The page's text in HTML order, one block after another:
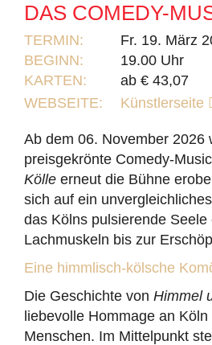
DAS COMEDY-
TERMIN:
Fr. 19. März
BEGINN:
19.00 Uhr
KARTEN:
ab € 43,07
WEBSEITE:
Künstlerseite
Ab dem 06. November 2026
preisgekrönte Comedy-
Kölle erneut die Bühne
sich auf ein
das Kölns pulsierende
Lachmuskeln bis zur
Eine himmlisch-kölsche
Die Geschichte von Himmel
liebevolle Hommage an
Menschen. Im Mittelpunkt